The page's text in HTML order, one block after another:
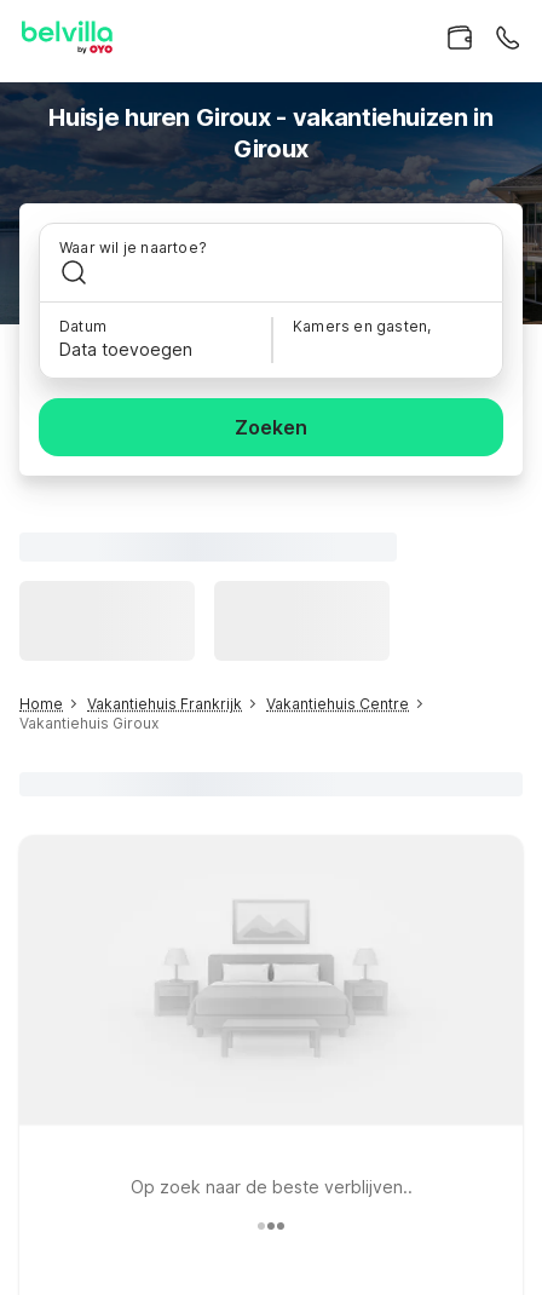
Huisje huren Giroux - vakantiehuizen in
Giroux
Waar wil je naartoe?
Datum
Data toevoegen
Kamers en gasten,
Zoeken
Home Vakantiehuis Frankrijk
Vakantiehuis Centre
Vakantiehuis Giroux
Op zoek naar de beste verblijven..